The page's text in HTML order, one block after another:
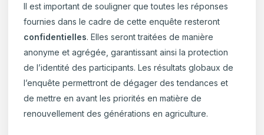
Il est important de souligner que toutes les réponses
fournies dans le cadre de cette enquête resteront
confidentielles. Elles seront traitées de manière
anonyme et agrégée, garantissant ainsi la protection
de l’identité des participants. Les résultats globaux de
l’enquête permettront de dégager des tendances et
de mettre en avant les priorités en matière de
renouvellement des générations en agriculture.